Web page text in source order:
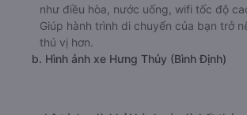
a. Giới thiệu xe Hưng Thủy (Bình Định)
Nhà xe Hưng Thủy (Bình Định) là một
vận tải hành khách hàng đầu trên tuyến
cầu của khách hàng. Hưng Thủy (Bình